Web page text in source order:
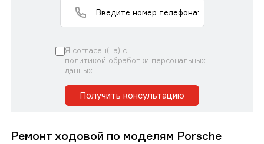
Я согласен(на) с
политикой обработки персональных
данных
Получить консультацию
Ремонт ходовой по моделям Porsche